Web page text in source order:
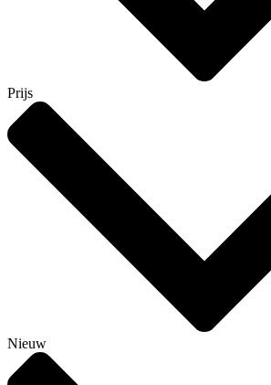
Prijs
Nieuw